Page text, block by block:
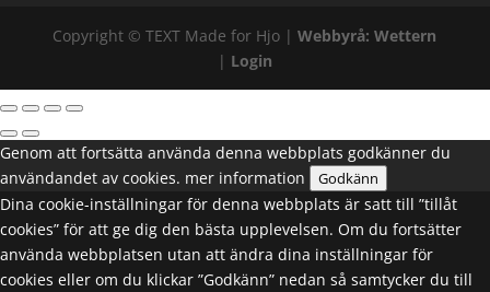
Copyright ©TEXT Made for Hjo |Webbyrå: Wettern
| Login
Genom att fortsätta använda denna webbplats godkänner du
användandet av cookies. mer information Godkänn
Dina cookie-inställningar för denna webbplats är satt till ”tillåt
cookies” för att ge dig den bästa upplevelsen. Om du fortsätter
använda webbplatsen utan att ändra dina inställningar för
cookies eller om du klickar ”Godkänn” nedan så samtycker du till